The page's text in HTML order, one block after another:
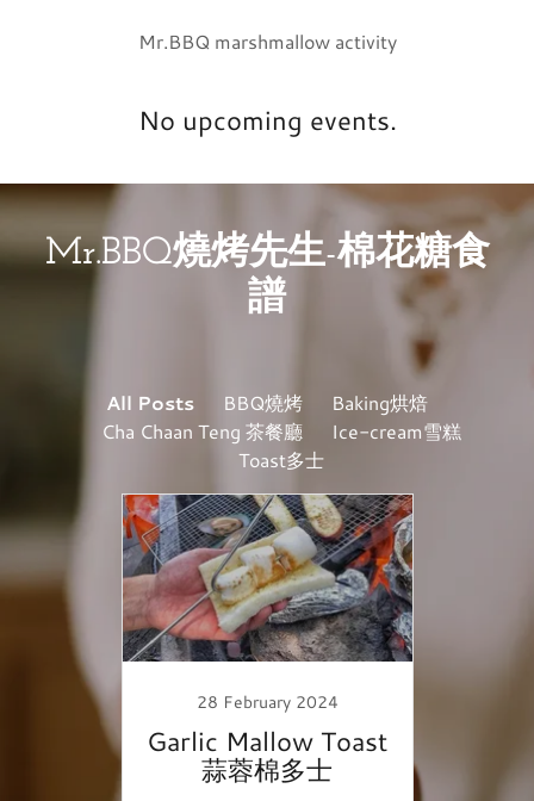
Mr.BBQ marshmallow activity
No upcoming events.
Mr.BBQ燒烤先生-棉花糖食
譜
All Posts BBQ燒烤
Baking烘焙
Cha Chaan Teng 茶餐廳
Ice-cream雪糕
Toast多士
28 February 2024
Garlic Mallow Toast
蒜蓉棉多士